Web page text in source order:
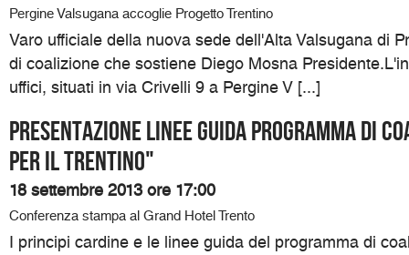
Pergine Valsugana accoglie Progetto Trentino
Varo ufficiale della nuova sede dell'Alta Valsugana di
di coalizione che sostiene Diego Mosna
uffici, situati in via Crivelli 9 a Pergine V [...]
Presentazione linee guida programma di
per il Trentino"
18 settembre 2013 ore 17:00
Conferenza stampa al Grand Hotel Trento
I principi cardine e le linee guida del programma di